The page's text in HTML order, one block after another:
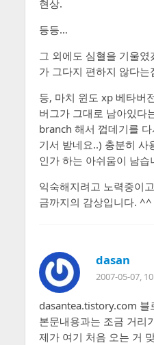
현상.
등등…
그 외에도 심혈을 기울
가 그다지 편하지 않다는
등, 마치 윈도 xp 베타버
버그가 그대로 남아있다
branch 해서 껍데기를
기서 받네요..) 충분히 사
인가 하는 아쉬움이 남습
익숙해지려고 노력중이
금까지의 감상입니다. ^^
dasan
2007-05-07,
dasantea.tistory.com 블
본문내용과는 조금 거리
제가 여기 처음 오는 거